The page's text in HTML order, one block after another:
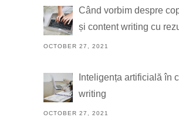
Când vorbim despre
și content writing cu
OCTOBER 27, 2021
Inteligența artificială în
writing
OCTOBER 27, 2021